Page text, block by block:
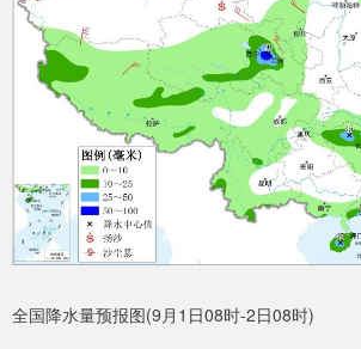
全国降水量预报图(9月1日08时-2日08时)